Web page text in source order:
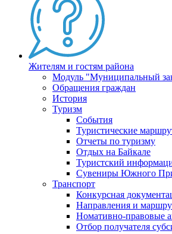
Жителям и гостям района
Модуль "Муниципальный
Обращения граждан
История
Туризм
События
Туристические
Отчеты по туризму
Отдых на Байкале
Туристский
Сувениры Южного
Транспорт
Конкурсная
Направления и
Номативно-правовые
Отбор получателя